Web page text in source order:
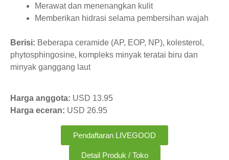
Merawat dan menenangkan kulit
Memberikan hidrasi selama pembersihan wajah
Berisi: Beberapa ceramide (AP, EOP, NP), kolesterol,
phytosphingosine, kompleks minyak teratai biru dan
minyak ganggang laut
Harga anggota: USD 13.95
Harga eceran: USD 26.95
Pendaftaran LIVEGOOD
Detail Produk / Toko